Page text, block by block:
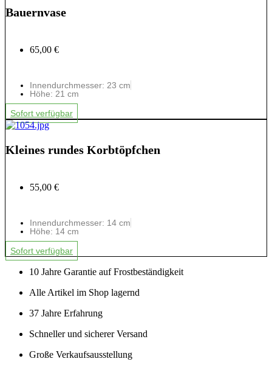
Bauernvase
65,00 €
Innendurchmesser: 23 cm
Höhe: 21 cm
Sofort verfügbar
Kleines rundes Korbtöpfchen
55,00 €
Innendurchmesser: 14 cm
Höhe: 14 cm
Sofort verfügbar
10 Jahre Garantie auf Frostbeständigkeit
Alle Artikel im Shop lagernd
37 Jahre Erfahrung
Schneller und sicherer Versand
Große Verkaufsausstellung